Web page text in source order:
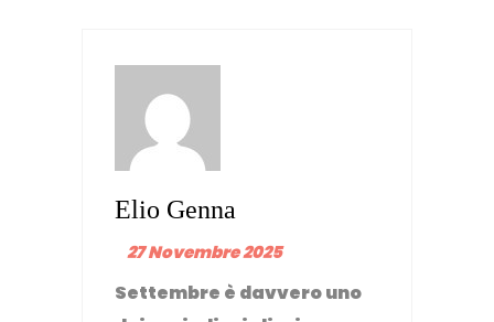
Elio Genna
27 Novembre 2025
Settembre è davvero uno